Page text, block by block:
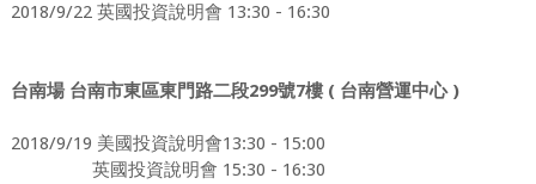
2018/9/22 英國投資說明會 13:30 - 16:30
台南場 台南市東區東門路二段299號7樓( 台南營運中心)
2018/9/19 美國投資說明會13:30 - 15:00
英國投資說明會 15:30 - 16:30